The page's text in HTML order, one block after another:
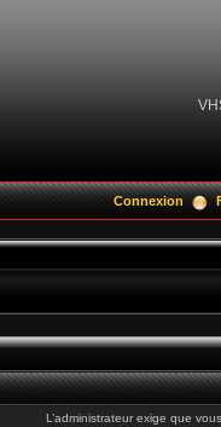
Connexion
L’administrateur exige que